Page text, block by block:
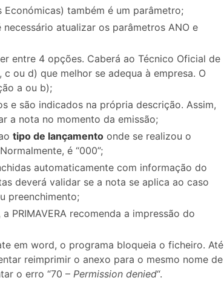
também é um parâmetro;
necessário atualizar os parâmetros ANO e
entre 4 opções. Caberá ao Técnico Oficial de
ou d) que melhor se adequa à empresa. O
a ou b);
e são indicados na própria descrição. Assim,
a nota no momento da emissão;
tipo de lançamento onde se realizou o
é “000”;
automaticamente com informação do
deverá validar se a nota se aplica ao caso
preenchimento;
PRIMAVERA recomenda a impressão do
em word, o programa bloqueia o ficheiro. Até
reimprimir o anexo para o mesmo nome de
o erro “70 – Permission denied“.